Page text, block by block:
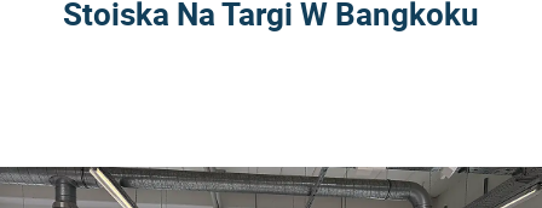
Stoiska Na Targi W Bangkoku